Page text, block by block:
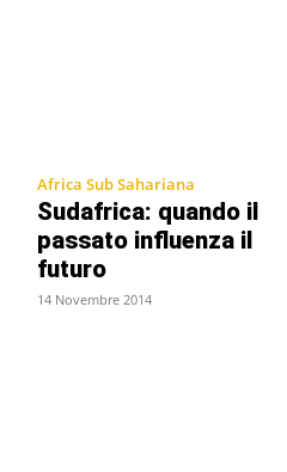
Africa Sub Sahariana
Sudafrica: quando il
passato influenza il
futuro
14 Novembre 2014